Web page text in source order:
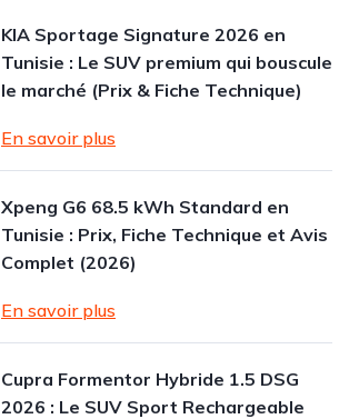
KIA Sportage Signature 2026 en
Tunisie : Le SUV premium qui bouscule
le marché (Prix & Fiche Technique)
En savoir plus
Xpeng G6 68.5 kWh Standard en
Tunisie : Prix, Fiche Technique et Avis
Complet (2026)
En savoir plus
Cupra Formentor Hybride 1.5 DSG
2026 : Le SUV Sport Rechargeable